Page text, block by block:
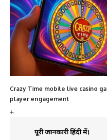
Crazy Time mobile live casino
player engagement